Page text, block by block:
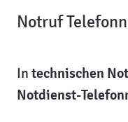
Notruf
In technischen
Notdienst-